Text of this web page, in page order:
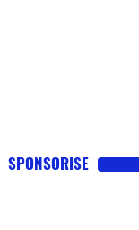
SPONSORISE